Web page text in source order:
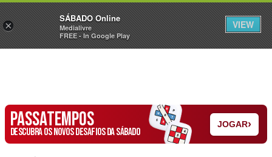
Sábado Assine Iniciar Sessão
PASSATEMPOS
DESCUBRA OS NOVOS DESAFIOS DA SÁBADO
JOGAR›
×
SÁBADO Online
Medialivre
FREE - In Google Play
VIEW